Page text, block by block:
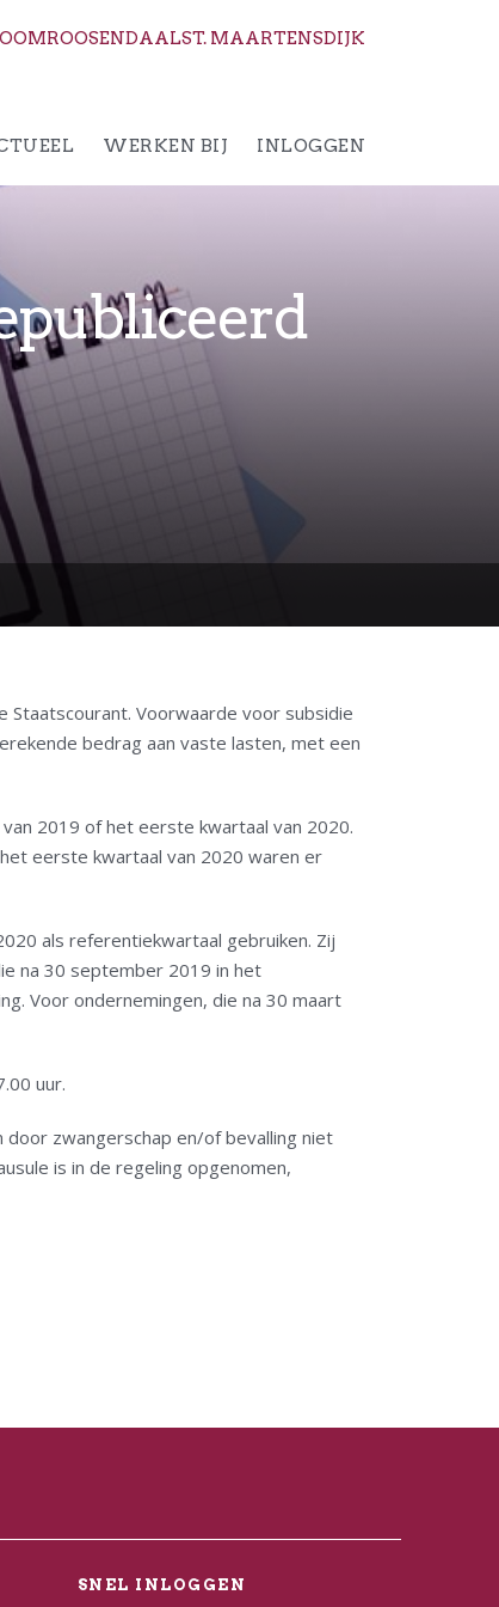
ROOSENDAALST. MAARTENSDIJK
WERKEN BIJ INLOGGEN
Staatscourant. Voorwaarde voor subsidie
bedrag aan vaste lasten, met een
2019 of het eerste kwartaal van 2020.
eerste kwartaal van 2020 waren er
als referentiekwartaal gebruiken. Zij
na 30 september 2019 in het
Voor ondernemingen, die na 30 maart
uur.
zwangerschap en/of bevalling niet
is in de regeling opgenomen,
SNEL INLOGGEN